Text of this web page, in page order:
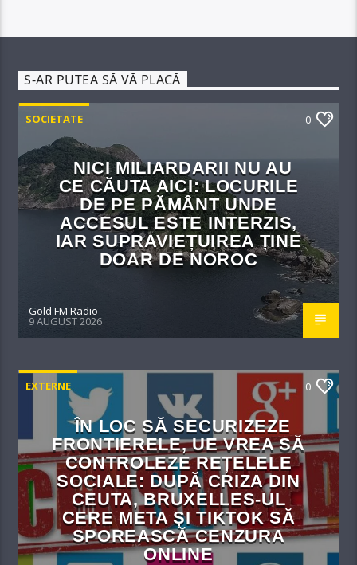
S-AR PUTEA SĂ VĂ PLACĂ
SOCIETATE 0
NICI MILIARDARII NU AU
CE CĂUTA AICI: LOCURILE
DE PE PĂMÂNT UNDE
ACCESUL ESTE INTERZIS,
IAR SUPRAVIEȚUIREA ȚINE
DOAR DE NOROC
Gold FM Radio
9 AUGUST 2026
EXTERNE 0
ÎN LOC SĂ SECURIZEZE
FRONTIERELE, UE VREA SĂ
CONTROLEZE REȚELELE
SOCIALE: DUPĂ CRIZA DIN
CEUTA, BRUXELLES-UL
CERE META ȘI TIKTOK SĂ
SPOREASCĂ CENZURA
ONLINE